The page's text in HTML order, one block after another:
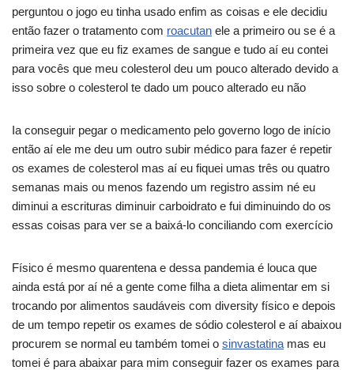
perguntou o jogo eu tinha usado enfim as coisas e ele decidiu
então fazer o tratamento com roacutan ele a primeiro ou se é a
primeira vez que eu fiz exames de sangue e tudo aí eu contei
para vocês que meu colesterol deu um pouco alterado devido a
isso sobre o colesterol te dado um pouco alterado eu não
Ia conseguir pegar o medicamento pelo governo logo de início
então aí ele me deu um outro subir médico para fazer é repetir
os exames de colesterol mas aí eu fiquei umas três ou quatro
semanas mais ou menos fazendo um registro assim né eu
diminui a escrituras diminuir carboidrato e fui diminuindo do os
essas coisas para ver se a baixá-lo conciliando com exercício
Físico é mesmo quarentena e dessa pandemia é louca que
ainda está por aí né a gente come filha a dieta alimentar em si
trocando por alimentos saudáveis com diversity físico e depois
de um tempo repetir os exames de sódio colesterol e aí abaixou
procurem se normal eu também tomei o sinvastatina mas eu
tomei é para abaixar para mim conseguir fazer os exames para